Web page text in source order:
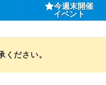
今週末開催
イベント
ださい。